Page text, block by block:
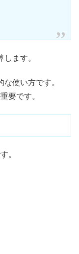
ます。
使い方です。
要です。
。